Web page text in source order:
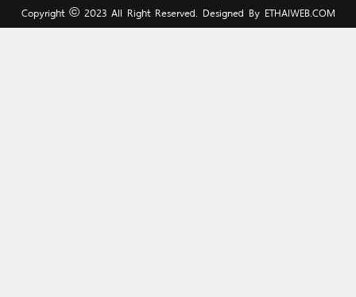
Copyright © 2023 All Right Reserved. Designed By ETHAIWEB.COM